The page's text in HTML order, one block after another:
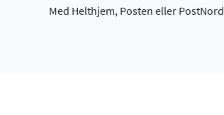
Med Helthjem, Posten eller PostNord